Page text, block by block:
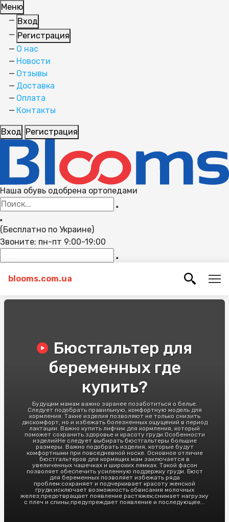
Меню
Вход
Регистрация
О нас
Новости
Отзывы
Доставка
Оплата
Контакты
Вход Регистрация
Наша обувь одобрена ортопедами
(Бесплатно по Украине)
Звоните: пн-пт 9:00-19:00
blooms.com.ua
Бюстгальтер для
беременных где
купить?
Будущим мамам важно заранее позаботиться о белье.
Следует подобрать правильную, комфортную модель для
кормления. Такие изделия позволяют не только снизить
дискомфорт, но и избежать болезненных ощущений в период
лактации. Важно купить лифчик для кормления, который
поможет сохранить здоровье и красоту груди.Особенности
изделийНе следует выбирать бюстгальтеры большие
размеры. Важно подобрать изделия, которые будут
комфортными при повседневной носке. Основное отличие
бюстгальтеров для кормящих мам заключается в
увеличенных чашечках и широких лямках. Такой фасон
позволяет обеспечить усиленную поддержку груди. Бюст
для беременных позволяет избежать ряда
проблем:сохраняет и подчеркивает красоту женской
груди;исключает возможность обвисания молочных
желез;предотвращает появление растяжек;снимает нагрузку
с плеч и спины;предупреждает появление и последующее...